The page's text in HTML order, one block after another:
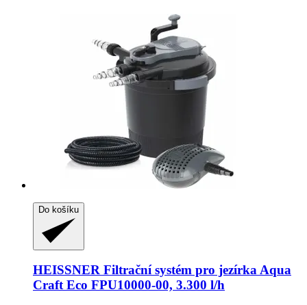
Do košíku
HEISSNER Filtrační systém pro jezírka Aqua
Craft Eco FPU10000-​00, 3.300 l/h